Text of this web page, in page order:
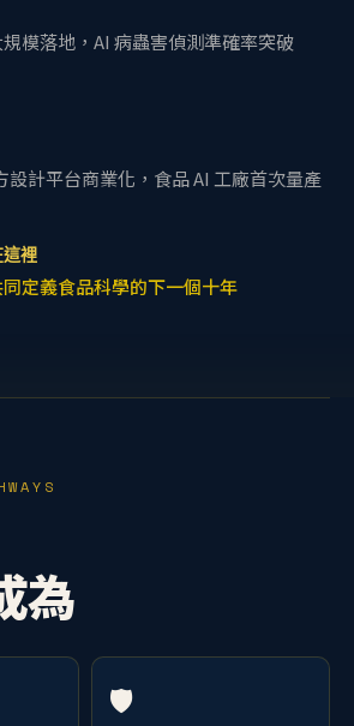
模落地，AI 病蟲害偵測準確率突破
設計平台商業化，食品 AI 工廠首次量產
裡
定義食品科學的下一個十年
為
🛡️